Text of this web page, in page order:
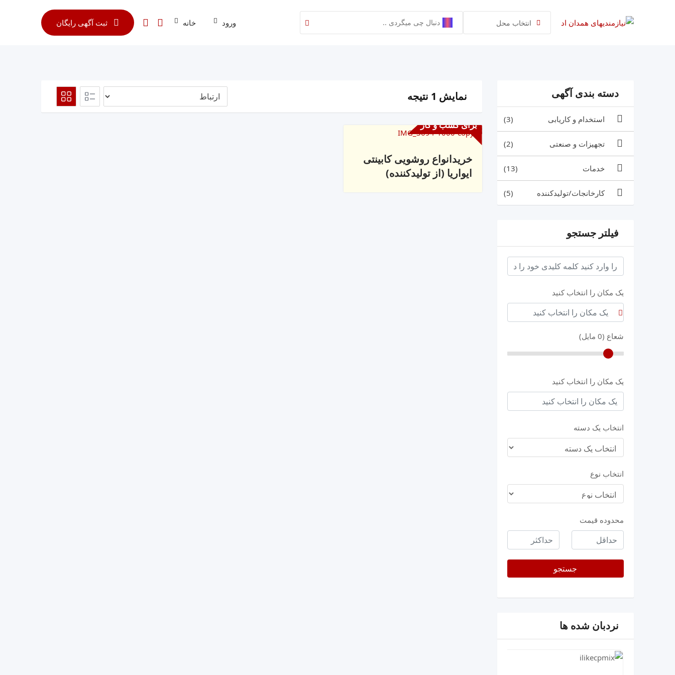
انتخاب محل ورود خانه ثبت آگهی رایگان
دسته بندی آگهی
استخدام و کاریابی (3)
تجهیزات و صنعتی (2)
خدمات (13)
کارخانجات/تولیدکننده (5)
فیلتر جستجو
یک مکان را انتخاب کنید
شعاع (0 مایل)
یک مکان را انتخاب کنید
انتخاب یک دسته
انتخاب نوع
محدوده قیمت
حداقل
قیمت
حداکثر
keyword
جستجو
نردبان شده ها
نمایش 1 نتیجه
برای کسب و کار
خریدانواع روشویی کابینتی
ایواریا (از تولیدکننده)